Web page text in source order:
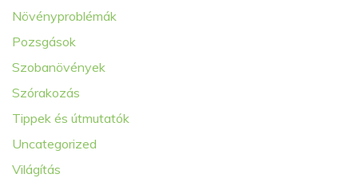
Növényproblémák
Pozsgások
Szobanövények
Szórakozás
Tippek és útmutatók
Uncategorized
Világítás